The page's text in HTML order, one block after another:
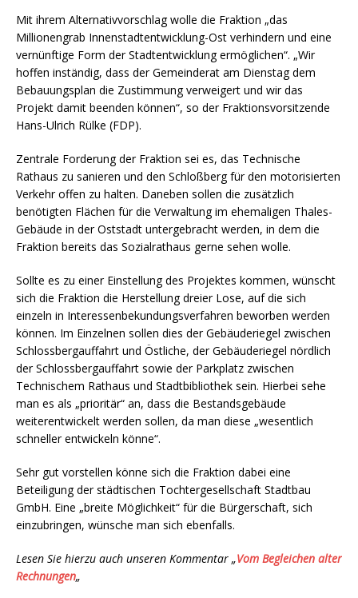
Mit ihrem Alternativvorschlag wolle die Fraktion „das
Millionengrab Innenstadtentwicklung-Ost verhindern und eine
vernünftige Form der Stadtentwicklung ermöglichen“. „Wir
hoffen inständig, dass der Gemeinderat am Dienstag dem
Bebauungsplan die Zustimmung verweigert und wir das
Projekt damit beenden können“, so der Fraktionsvorsitzende
Hans-Ulrich Rülke (FDP).
Zentrale Forderung der Fraktion sei es, das Technische
Rathaus zu sanieren und den Schloßberg für den motorisierten
Verkehr offen zu halten. Daneben sollen die zusätzlich
benötigten Flächen für die Verwaltung im ehemaligen Thales-
Gebäude in der Oststadt untergebracht werden, in dem die
Fraktion bereits das Sozialrathaus gerne sehen wolle.
Sollte es zu einer Einstellung des Projektes kommen, wünscht
sich die Fraktion die Herstellung dreier Lose, auf die sich
einzeln in Interessenbekundungsverfahren beworben werden
können. Im Einzelnen sollen dies der Gebäuderiegel zwischen
Schlossbergauffahrt und Östliche, der Gebäuderiegel nördlich
der Schlossbergauffahrt sowie der Parkplatz zwischen
Technischem Rathaus und Stadtbibliothek sein. Hierbei sehe
man es als „prioritär“ an, dass die Bestandsgebäude
weiterentwickelt werden sollen, da man diese „wesentlich
schneller entwickeln könne“.
Sehr gut vorstellen könne sich die Fraktion dabei eine
Beteiligung der städtischen Tochtergesellschaft Stadtbau
GmbH. Eine „breite Möglichkeit“ für die Bürgerschaft, sich
einzubringen, wünsche man sich ebenfalls.
Lesen Sie hierzu auch unseren Kommentar „Vom Begleichen alter
Rechnungen„